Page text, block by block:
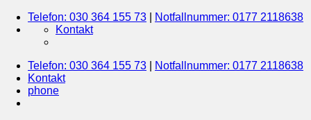
Telefon: 030 364 155 73
Notfallnummer: 0177 2118638
Kontakt
Telefon: 030 364 155 73
Notfallnummer: 0177 2118638
Kontakt
phone